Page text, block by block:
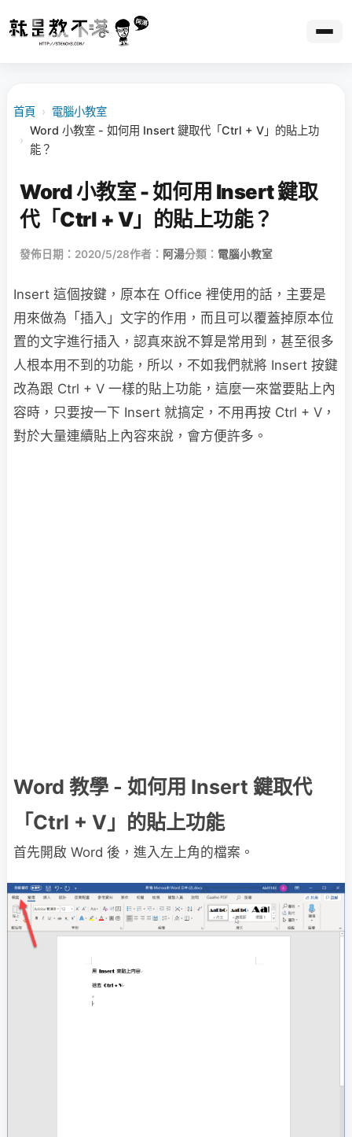
首頁 › 電腦小教室
›
Word 小教室 - 如何用 Insert 鍵取代「Ctrl + V」的貼上功
能？
Word 小教室 - 如何用 Insert 鍵取
代「Ctrl + V」的貼上功能？
發佈日期：2020/5/28作者： 阿湯分類： 電腦小教室
Insert 這個按鍵，原本在 Office 裡使用的話，主要是
用來做為「插入」文字的作用，而且可以覆蓋掉原本位
置的文字進行插入，認真來說不算是常用到，甚至很多
人根本用不到的功能，所以，不如我們就將 Insert 按鍵
改為跟 Ctrl + V 一樣的貼上功能，這麼一來當要貼上內
容時，只要按一下 Insert 就搞定，不用再按 Ctrl + V，
對於大量連續貼上內容來說，會方便許多。
Word 教學 - 如何用 Insert 鍵取代
「Ctrl + V」的貼上功能
首先開啟 Word 後，進入左上角的檔案。